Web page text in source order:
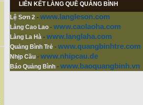
LIÊN KẾT LÀNG QUÊ QUẢNG BÌNH
Lệ Sơn 2 - www.langleson.com
Làng Cao Lao - www.caolaoha.com
Làng La Hà - www.langlaha.com
Quảng Bình Trẻ - www.quangbinhtre.com
Nhịp Cầu - www.nhipcau.de
Báo Quảng Bình - www.baoquangbinh.vn